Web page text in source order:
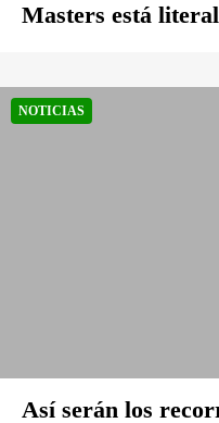
Masters está
NOTICIAS
Así serán los